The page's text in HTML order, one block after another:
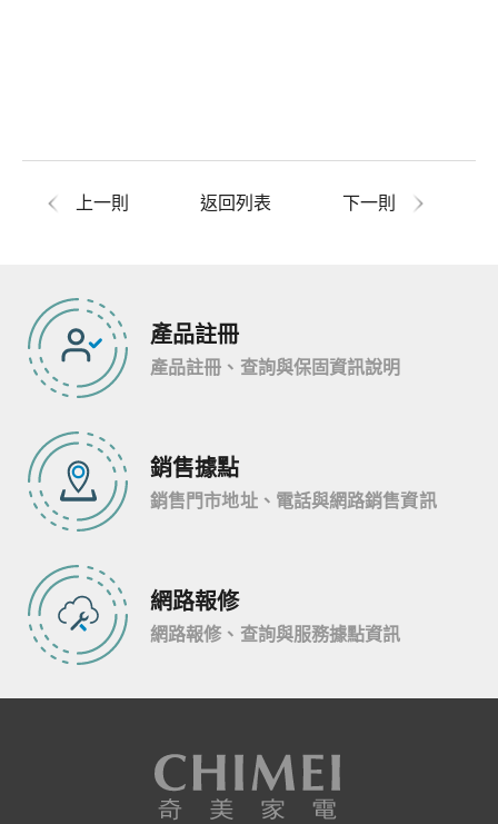
上一則 返回列表 下一則
產品註冊
產品註冊、查詢與保固資訊說明
銷售據點
銷售門市地址、電話與網路銷售資訊
網路報修
網路報修、查詢與服務據點資訊